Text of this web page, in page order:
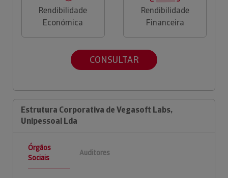
Rendibilidade
Económica
Rendibilidade
Financeira
CONSULTAR
Estrutura Corporativa de Vegasoft Labs,
Unipessoal Lda
Órgãos
Sociais
Auditores